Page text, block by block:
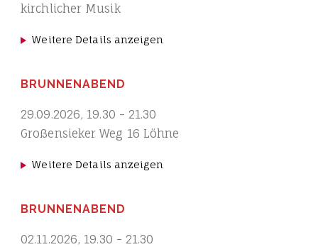
kirchlicher Musik
Weitere Details anzeigen
BRUNNENABEND
29.09.2026, 19.30 - 21.30
Großensieker Weg 16 Löhne
Weitere Details anzeigen
BRUNNENABEND
02.11.2026, 19.30 - 21.30